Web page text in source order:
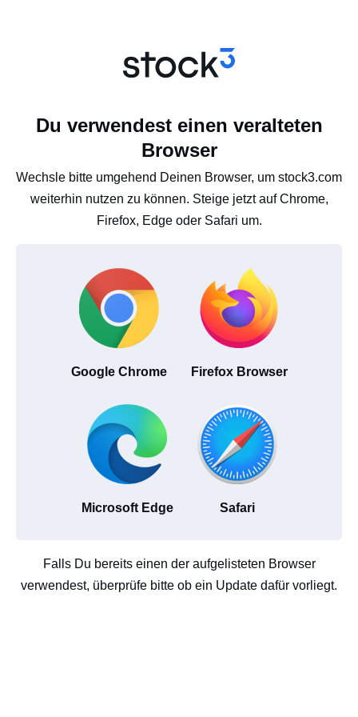
Du verwendest einen veralteten
Browser
Wechsle bitte umgehend Deinen Browser, um stock3.com
weiterhin nutzen zu können. Steige jetzt auf Chrome,
Firefox, Edge oder Safari um.
Google Chrome Firefox Browser
Microsoft Edge Safari
Falls Du bereits einen der aufgelisteten Browser
verwendest, überprüfe bitte ob ein Update dafür vorliegt.